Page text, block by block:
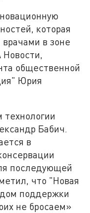
которая
в зоне
общественной
Юрия
Бабич.
в
последующей
что "Новая
поддержки
не бросаем»